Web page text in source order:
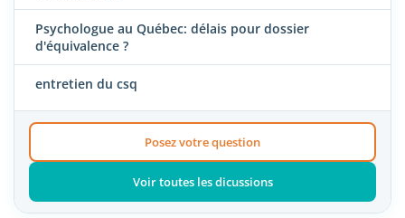
Psychologue au Québec: délais pour dossier
d'équivalence ?
entretien du csq
Posez votre question
Voir toutes les dicussions